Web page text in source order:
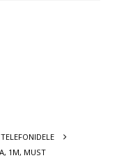
1M, MUST